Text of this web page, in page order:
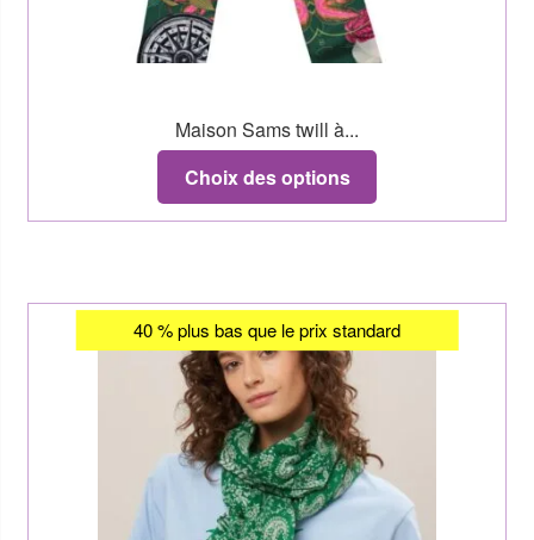
Maison Sams twill à...
Choix des options
40 % plus bas que le prix standard